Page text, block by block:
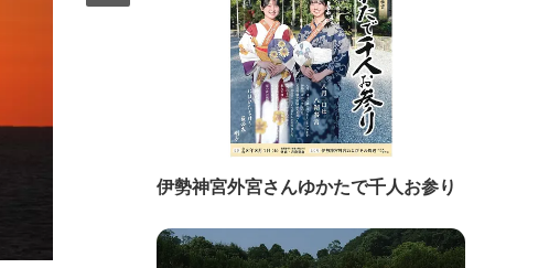
伊勢神宮外宮さんゆかたで千人お参り